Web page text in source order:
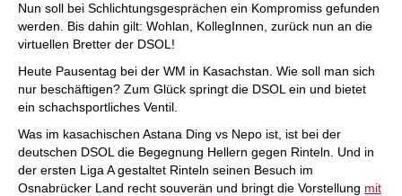
Nun soll bei Schlichtungsgesprächen ein Kompromiss gefunden
werden. Bis dahin gilt: Wohlan, KollegInnen, zurück nun an die
virtuellen Bretter der DSOL!
Heute Pausentag bei der WM in Kasachstan. Wie soll man sich
nur beschäftigen? Zum Glück springt die DSOL ein und bietet
ein schachsportliches Ventil.
Was im kasachischen Astana Ding vs Nepo ist, ist bei der
deutschen DSOL die Begegnung Hellern gegen Rinteln. Und in
der ersten Liga A gestaltet Rinteln seinen Besuch im
Osnabrücker Land recht souverän und bringt die Vorstellung mit